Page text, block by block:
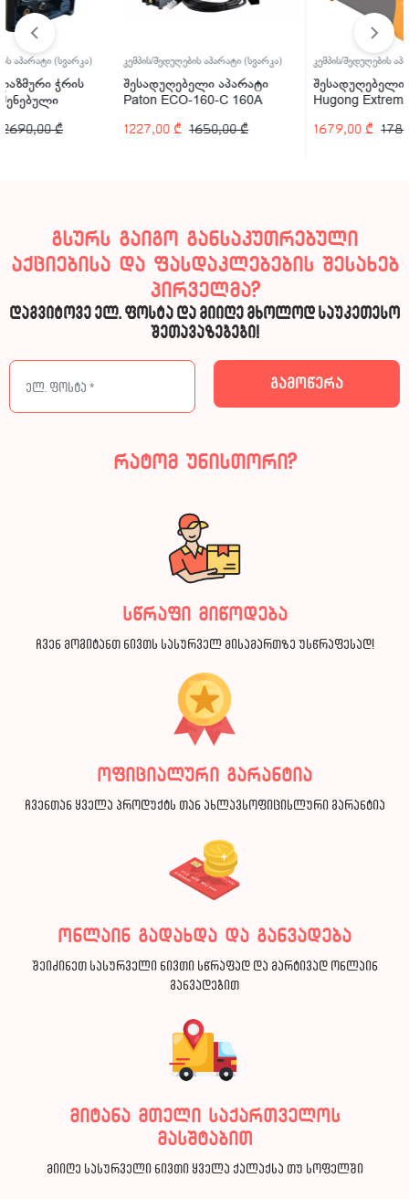
კემპის/შედუღების აპარატი (სვარკა)
შესადუღებელი აპარატი
Paton ECO-160-C 160A
1650,00₾
1227,00
კემპის/შედუღების აპარატი (სვარკა)
შესადუღებელი აპარატი
Hugong Extremig 160W III
1789,00₾
1679,00
გსურს გაიგო განსაკუთრებული
აქციებისა და ფასდაკლებების შესახებ
პირველმა?
დაგვიტოვე ელ. ფოსტა და მიიღე მხოლოდ საუკეთესო
შეთავაზებები!
რატომ უნისთორი?
სწრაფი მიწოდება
ჩვენ მოგიტანთ ნივთს სასურველ მისამართზე უსწრაფესად!
ოფიციალური გარანტია
ჩვენთან ყველა პროდუქტს თან ახლავსოფიცისლური გარანტია
ონლაინ გადახდა და განვადება
შეიძინეთ სასურველი ნივთი სწრაფად და მარტივად ონლაინ
განვადებით
მიტანა მთელი საქართველოს
მასშტაბით
მიიღე სასურველი ნივთი ყველა ქალაქსა თუ სოფელში